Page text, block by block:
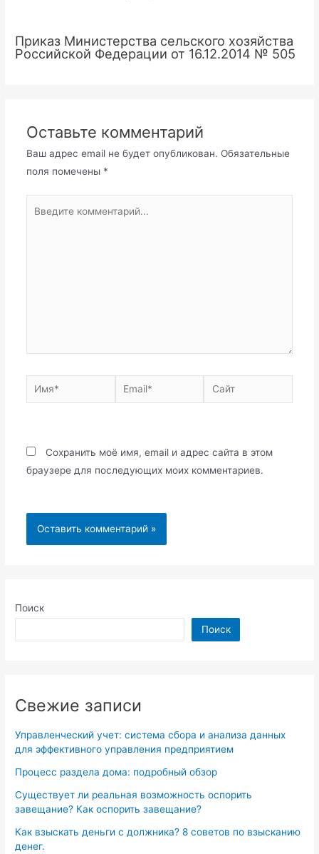
Поиск
Поиск
Свежие записи
Управленческий учет: система сбора и анализа данных
для эффективного управления предприятием
Процесс раздела дома: подробный обзор
Существует ли реальная возможность оспорить
завещание? Как оспорить завещание?
Как взыскать деньги с должника? 8 советов по взысканию
денег.
Приказ Министерства сельского хозяйства
Российской Федерации от 16.12.2014 № 505
Оставьте комментарий
Ваш адрес email не будет опубликован. Обязательные
поля помечены *
Имя* Email* Сайт
Сохранить моё имя, email и адрес сайта в этом
браузере для последующих моих комментариев.